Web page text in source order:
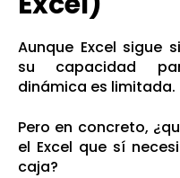
Aunque Excel sigue
su capacidad
dinámica es limitada.
Pero en concreto,
el Excel que sí
caja?